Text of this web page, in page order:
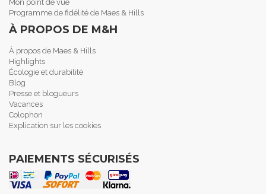
Mon point de vue
Programme de fidélité de Maes & Hills
À PROPOS DE M&H
À propos de Maes & Hills
Highlights
Écologie et durabilité
Blog
Presse et blogueurs
Vacances
Colophon
Explication sur les cookies
PAIEMENTS SÉCURISÉS